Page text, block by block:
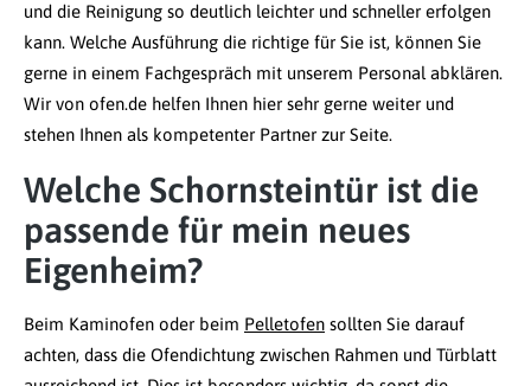
und die Reinigung so deutlich leichter und schneller erfolgen
kann. Welche Ausführung die richtige für Sie ist, können Sie
gerne in einem Fachgespräch mit unserem Personal abklären.
Wir von ofen.de helfen Ihnen hier sehr gerne weiter und
stehen Ihnen als kompetenter Partner zur Seite.
Welche Schornsteintür ist die
passende für mein neues
Eigenheim?
Beim Kaminofen oder beim Pelletofen sollten Sie darauf
achten, dass die Ofendichtung zwischen Rahmen und Türblatt